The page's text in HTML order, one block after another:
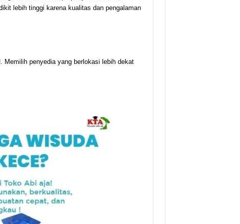
lebih tinggi karena kualitas dan pengalaman
Memilih penyedia yang berlokasi lebih dekat